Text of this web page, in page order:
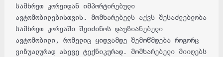
სამხრეთ კორეიდან იმპორტირებული
ავტომობილებისთვის. მომხარებელს აქვს შესაძლებლობა
სამხრეთ კორეაში შეიძინოს დაუზიანებელი
ავტომობილი, რომელიც ყიდვამდე შემოწმდება როგორც
ვიზუალურად ასევე ტექნიკურად. მომხარებელი მიიღებს